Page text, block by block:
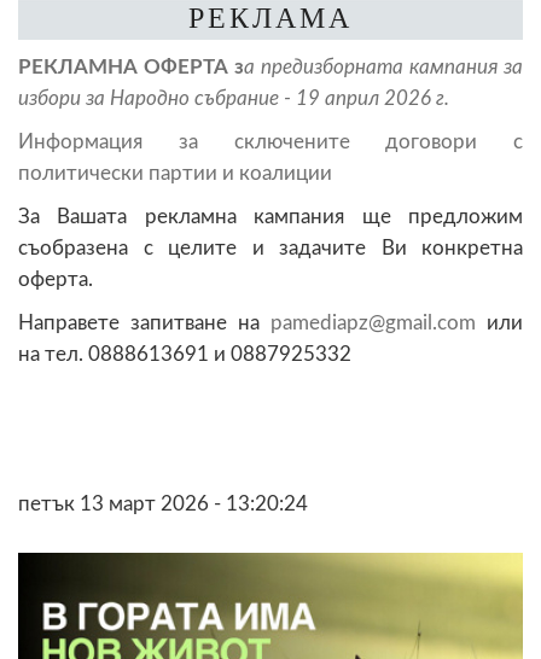
РЕКЛАМА
РЕКЛАМНА ОФЕРТА за предизборната кампания за
избори за Народно събрание - 19 април 2026 г.
Информация за сключените договори с
политически партии и коалиции
За Вашата рекламна кампания ще предложим
съобразена с целите и задачите Ви конкретна
оферта.
Направете запитване на @
или
на тел. 0888613691 и 0887925332
петък 13 март 2026 - 13:20:24